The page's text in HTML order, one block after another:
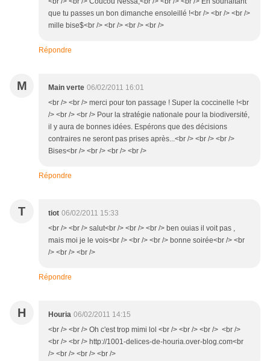
que tu passes un bon dimanche ensoleillé !<br /> <br /> <br />
mille bise$<br /> <br /> <br /> <br />
Répondre
M Main verte 06/02/2011 16:01
<br /> <br /> merci pour ton passage ! Super la coccinelle !<br
/> <br /> <br /> Pour la stratégie nationale pour la biodiversité,
il y aura de bonnes idées. Espérons que des décisions
contraires ne seront pas prises après...<br /> <br /> <br />
Bises<br /> <br /> <br /> <br />
Répondre
T tiot 06/02/2011 15:33
<br /> <br /> salut<br /> <br /> <br /> ben ouias il voit pas ,
mais moi je le vois<br /> <br /> <br /> bonne soirée<br /> <br
/> <br /> <br />
Répondre
H Houria 06/02/2011 14:15
<br /> <br /> Oh c'est trop mimi lol <br /> <br /> <br /> <br />
<br /> <br /> http://1001-delices-de-houria.over-blog.com<br
/> <br /> <br /> <br />